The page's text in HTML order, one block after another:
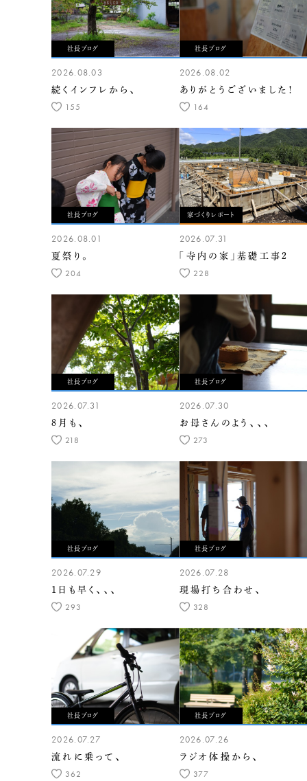
社長ブログ
2026.08.03
続くインフレから、
155
社長ブログ
2026.08.02
ありがとうございました！
164
社長ブログ
2026.08.01
夏祭り。
204
家づくりレポート
2026.07.31
「寺内の家」基礎工事2
228
社長ブログ
2026.07.31
8月も、
218
社長ブログ
2026.07.30
お母さんのよう、、、
273
社長ブログ
2026.07.29
1日も早く、、、
293
社長ブログ
2026.07.28
現場打ち合わせ、
328
社長ブログ
2026.07.27
流れに乗って、
362
社長ブログ
2026.07.26
ラジオ体操から、
377